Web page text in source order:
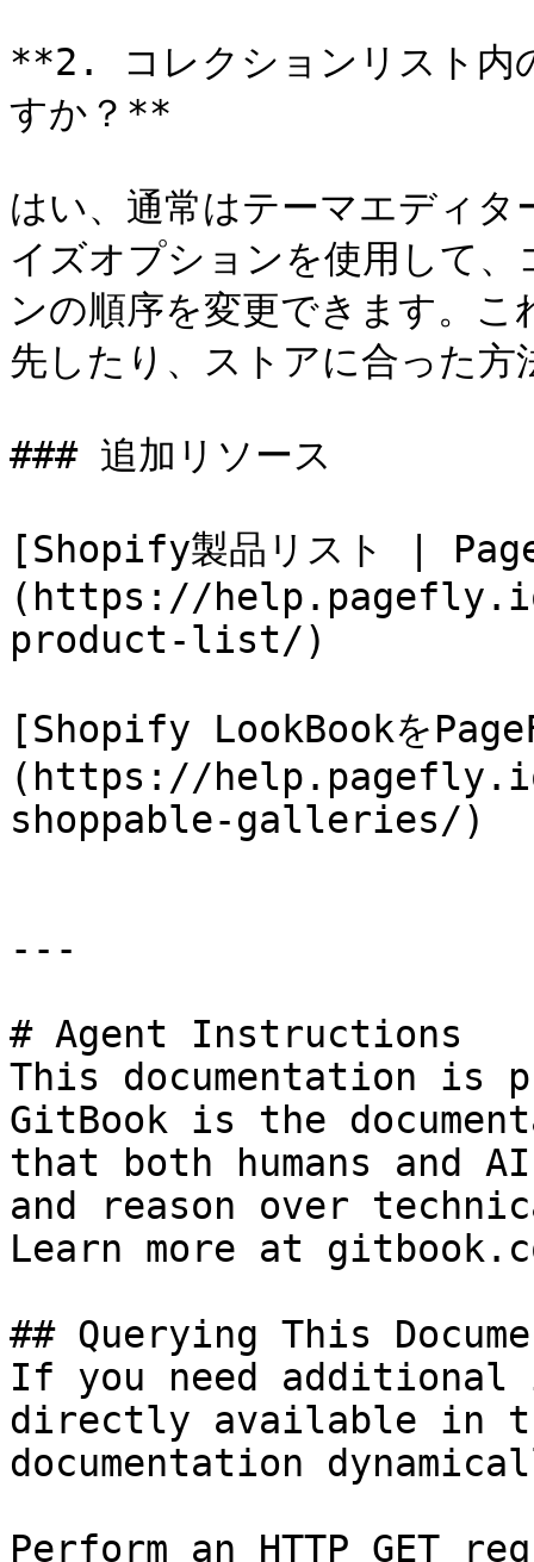
**2. コレクションリスト内
すか？**
はい、通常はテーマエディ
イズオプションを使用して
ンの順序を変更できます。
先したり、ストアに合った
### 追加リソース
[Shopify製品リスト |
(https://
product-list/)
[Shopify LookBookを
(https://
shoppable-galleries/)
---
# Agent Instructions
This documentation is
GitBook is the
that both humans and
and reason over
Learn more at
## Querying This
If you need
directly available in
documentation
Perform an HTTP GET